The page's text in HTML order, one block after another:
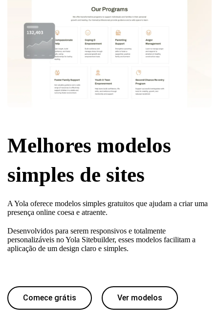
Melhores modelos
simples de sites
A Yola oferece modelos simples gratuitos que ajudam a criar uma
presença online coesa e atraente.
Desenvolvidos para serem responsivos e totalmente
personalizáveis no Yola Sitebuilder, esses modelos facilitam a
aplicação de um design claro e simples.
Comece grátis Ver modelos